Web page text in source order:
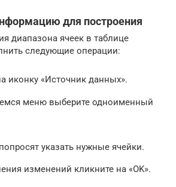
для построения
диапазона ячеек в таблице
следующие операции:
иконку «Источник данных».
меню выберите одноименный
указать нужные ячейки.
изменений кликните на «OK».